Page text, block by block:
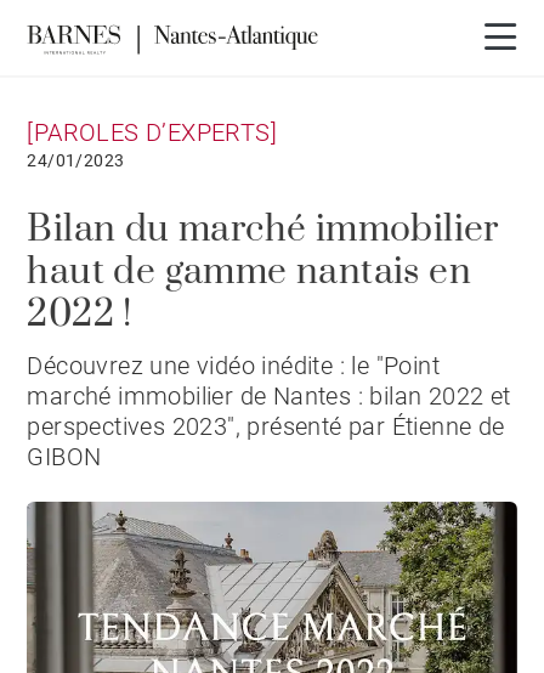
[PAROLES D’EXPERTS]
24/01/2023
Bilan du marché immobilier
haut de gamme nantais en
2022 !
Découvrez une vidéo inédite : le "Point
marché immobilier de Nantes : bilan 2022 et
perspectives 2023", présenté par Étienne de
GIBON